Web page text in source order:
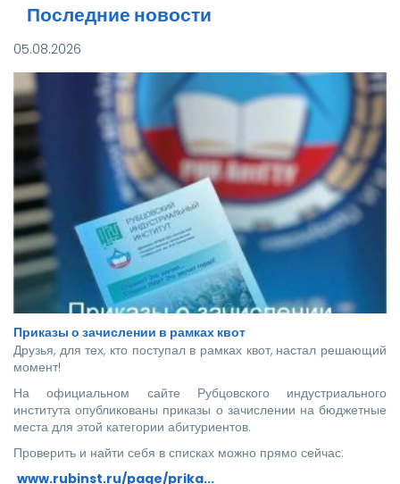
Последние новости
05.08.2026
Приказы о зачислении в рамках квот
Друзья, для тех, кто поступал в рамках квот, настал решающий
момент!
На официальном сайте Рубцовского индустриального
института опубликованы приказы о зачислении на бюджетные
места для этой категории абитуриентов.
Проверить и найти себя в списках можно прямо сейчас:
www.rubinst.ru/page/prika...